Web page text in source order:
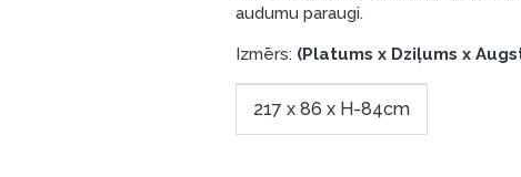
audumu paraugi.
Izmērs: (Platums x Dziļums x
217 x 86 x H-84cm